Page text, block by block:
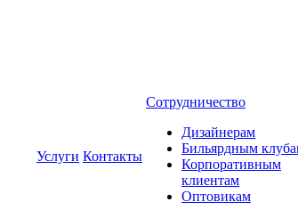
Услуги Контакты
Сотрудничество
Дизайнерам
Бильярдным
Корпоративным
клиентам
Оптовикам